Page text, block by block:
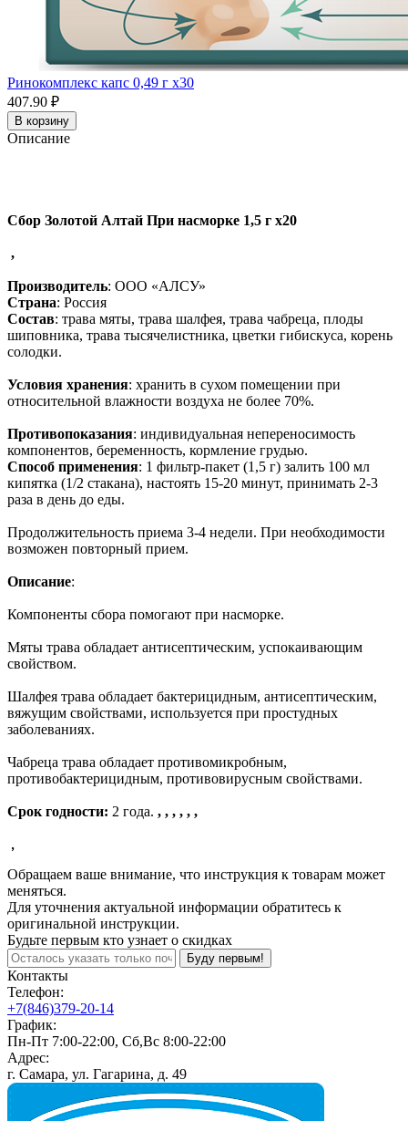
Ринокомплекс капс 0,49 г x30
407.90 ₽
В корзину
Описание
Сбор Золотой Алтай При насморке 1,5 г x20
,
Производитель: ООО «АЛСУ»
Страна: Россия
Состав: трава мяты, трава шалфея, трава чабреца, плоды
шиповника, трава тысячелистника, цветки гибискуса, корень
солодки.
Условия хранения: хранить в сухом помещении при
относительной влажности воздуха не более 70%.
Противопоказания: индивидуальная непереносимость
компонентов, беременность, кормление грудью.
Способ применения: 1 фильтр-пакет (1,5 г) залить 100 мл
кипятка (1/2 стакана), настоять 15-20 минут, принимать 2-3
раза в день до еды.
Продолжительность приема 3-4 недели. При необходимости
возможен повторный прием.
Описание:
Компоненты сбора помогают при насморке.
Мяты трава обладает антисептическим, успокаивающим
свойством.
Шалфея трава обладает бактерицидным, антисептическим,
вяжущим свойствами, используется при простудных
заболеваниях.
Чабреца трава обладает противомикробным,
противобактерицидным, противовирусным свойствами.
Срок годности: 2 года. , , , , , ,
,
Обращаем ваше внимание, что инструкция к товарам может
меняться.
Для уточнения актуальной информации обратитесь к
оригинальной инструкции.
Будьте первым кто узнает о скидках
Буду первым!
Контакты
Телефон:
+7(846)379-20-14
График:
Пн-Пт 7:00-22:00, Сб,Вс 8:00-22:00
Адрес:
г. Самара, ул. Гагарина, д. 49